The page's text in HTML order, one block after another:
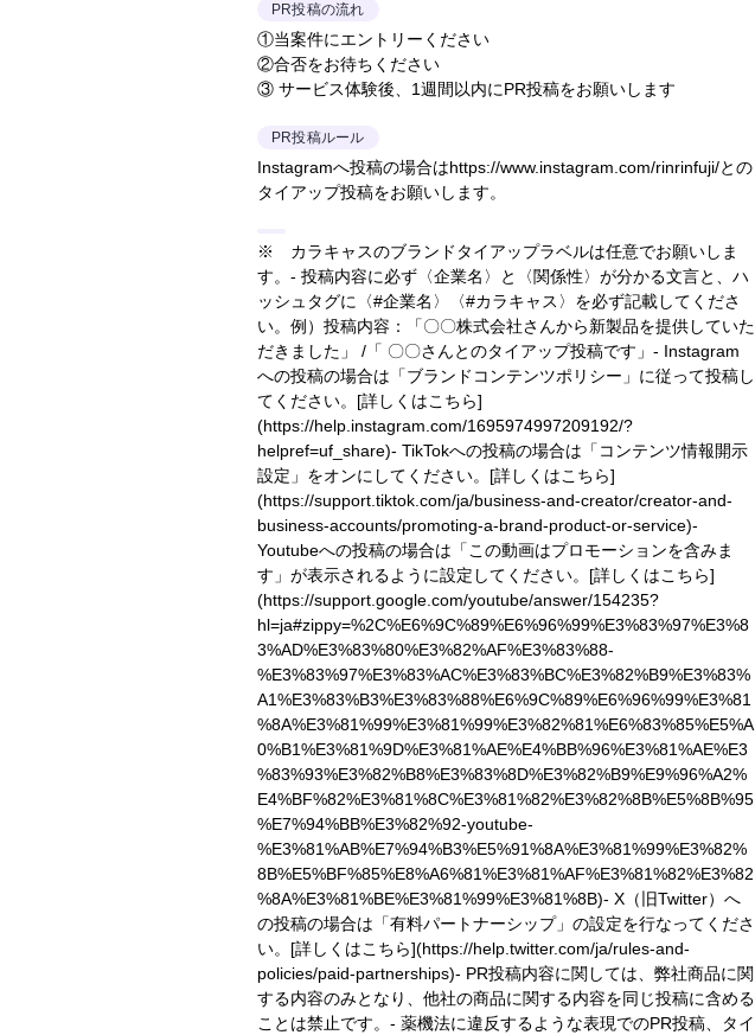
PR投稿の流れ
①当案件にエントリーください
②合否をお待ちください
③ サービス体験後、1週間以内にPR投稿をお願いします
PR投稿ルール
Instagramへ投稿の場合はhttps://www.instagram.com/rinrinfuji/との
タイアップ投稿をお願いします。
※ カラキャスのブランドタイアップラベルは任意でお願いしま
す。- 投稿内容に必ず〈企業名〉と〈関係性〉が分かる文言と、ハ
ッシュタグに〈#企業名〉〈#カラキャス〉を必ず記載してくださ
い。 例）投稿内容：「〇〇株式会社さんから新製品を提供していた
だきました」 /「 〇〇さんとのタイアップ投稿です」 - Instagram
への投稿の場合は「ブランドコンテンツポリシー」に従って投稿し
てください。 [詳しくはこちら]
(https://help.instagram.com/1695974997209192/?
helpref=uf_share)- TikTokへの投稿の場合は「コンテンツ情報開示
設定」をオンにしてください。 [詳しくはこちら]
(https://support.tiktok.com/ja/business-and-creator/creator-and-
business-accounts/promoting-a-brand-product-or-service)-
Youtubeへの投稿の場合は「この動画はプロモーションを含みま
す」が表示されるように設定してください。 [詳しくはこちら]
(https://support.google.com/youtube/answer/154235?
hl=ja#zippy=%2C%E6%9C%89%E6%96%99%E3%83%97%E3%8
3%AD%E3%83%80%E3%82%AF%E3%83%88-
%E3%83%97%E3%83%AC%E3%83%BC%E3%82%B9%E3%83%
A1%E3%83%B3%E3%83%88%E6%9C%89%E6%96%99%E3%81
%8A%E3%81%99%E3%81%99%E3%82%81%E6%83%85%E5%A
0%B1%E3%81%9D%E3%81%AE%E4%BB%96%E3%81%AE%E3
%83%93%E3%82%B8%E3%83%8D%E3%82%B9%E9%96%A2%
E4%BF%82%E3%81%8C%E3%81%82%E3%82%8B%E5%8B%95
%E7%94%BB%E3%82%92-youtube-
%E3%81%AB%E7%94%B3%E5%91%8A%E3%81%99%E3%82%
8B%E5%BF%85%E8%A6%81%E3%81%AF%E3%81%82%E3%82
%8A%E3%81%BE%E3%81%99%E3%81%8B)- X（旧Twitter）へ
の投稿の場合は「有料パートナーシップ」の設定を行なってくださ
い。 [詳しくはこちら](https://help.twitter.com/ja/rules-and-
policies/paid-partnerships)- PR投稿内容に関しては、弊社商品に関
する内容のみとなり、他社の商品に関する内容を同じ投稿に含める
ことは禁止です。- 薬機法に違反するような表現でのPR投稿、タイ